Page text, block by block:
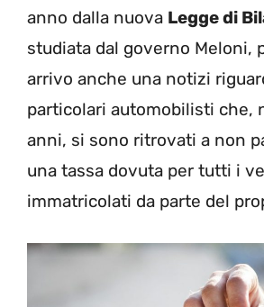
anno dalla nuova Legge di
studiata dal governo Meloni,
arrivo anche una notizi
particolari automobilisti che,
anni, si sono ritrovati a non
una tassa dovuta per tutti i
immatricolati da parte del